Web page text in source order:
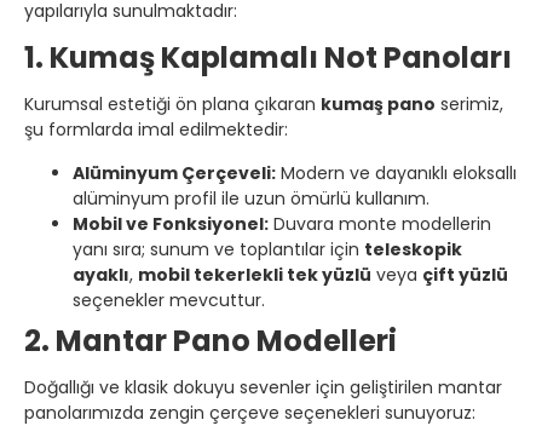
yapılarıyla sunulmaktadır:
1. Kumaş Kaplamalı Not Panoları
Kurumsal estetiği ön plana çıkaran kumaş pano serimiz,
şu formlarda imal edilmektedir:
Alüminyum Çerçeveli: Modern ve dayanıklı eloksallı
alüminyum profil ile uzun ömürlü kullanım.
Mobil ve Fonksiyonel: Duvara monte modellerin
yanı sıra; sunum ve toplantılar için teleskopik
ayaklı, mobil tekerlekli tek yüzlü veya çift yüzlü
seçenekler mevcuttur.
2. Mantar Pano Modelleri
Doğallığı ve klasik dokuyu sevenler için geliştirilen mantar
panolarımızda zengin çerçeve seçenekleri sunuyoruz: